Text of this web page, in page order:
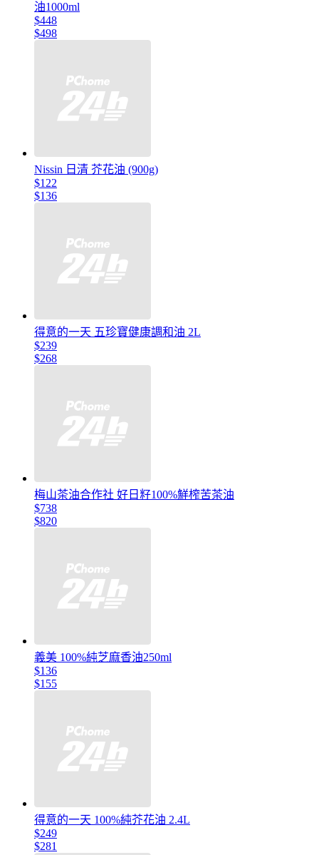
油1000ml
$448
$498
Nissin 日清 芥花油 (900g)
$122
$136
得意的一天 五珍寶健康調和油 2L
$239
$268
梅山茶油合作社 好日籽100%鮮榨苦茶油
$738
$820
義美 100%純芝麻香油250ml
$136
$155
得意的一天 100%純芥花油 2.4L
$249
$281